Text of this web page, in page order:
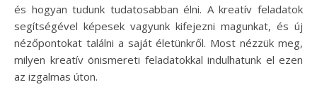
és hogyan tudunk tudatosabban élni. A kreatív feladatok
segítségével képesek vagyunk kifejezni magunkat, és új
nézőpontokat találni a saját életünkről. Most nézzük meg,
milyen kreatív önismereti feladatokkal indulhatunk el ezen
az izgalmas úton.